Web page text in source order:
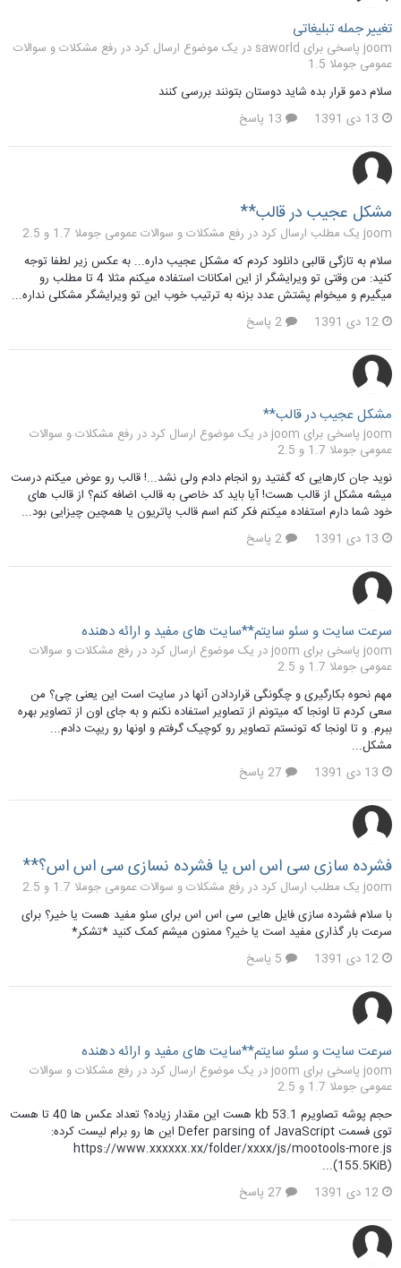
تغییر جمله تبلیغاتی
joom پاسخی برای saworld در یک موضوع ارسال کرد در
رفع مشکلات و سوالات
عمومی جوملا 1.5
سلام دمو قرار بده شاید دوستان بتونند بررسی کنند
13 دی 1391
مشکل عجیب در قالب**
joom یک مطلب ارسال کرد در
رفع مشکلات و سوالات عمومی جوملا 1.7 و 2.5
سلام به تازگی قالبی دانلود کردم که مشکل عجیب داره... به عکس زیر لطفا توجه
کنید: من وقتی تو ویرایشگر از این امکانات استفاده میکنم مثلا 4 تا مطلب رو
میگیرم و میخوام پشتش عدد بزنه به ترتیب خوب این تو ویرایشگر مشکلی نداره...
12 دی 1391
مشکل عجیب در قالب**
joom پاسخی برای joom در یک موضوع ارسال کرد در
رفع مشکلات و سوالات
عمومی جوملا 1.7 و 2.5
نوید جان کارهایی که گفتید رو انجام دادم ولی نشد...! قالب رو عوض میکنم درست
میشه مشکل از قالب هست! آیا باید کد خاصی به قالب اضافه کنم؟ از قالب های
خود شما دارم استفاده میکنم فکر کنم اسم قالب پاتریون یا همچین چیزایی بود...
13 دی 1391
سرعت سایت و سئو سایتم**سایت های مفید و ارائه دهنده
joom پاسخی برای joom در یک موضوع ارسال کرد در
رفع مشکلات و سوالات
عمومی جوملا 1.7 و 2.5
مهم نحوه بکارگیری و چگونگی قراردادن آنها در سایت است این یعنی چی؟ من
سعی کردم تا اونجا که میتونم از تصاویر استفاده نکنم و به جای اون از تصاویر بهره
ببرم. و تا اونجا که تونستم تصاویر رو کوچیک گرفتم و اونها رو ریپت دادم...
مشکل...
13 دی 1391
فشرده سازی سی اس اس یا فشرده نسازی سی اس اس؟**
joom یک مطلب ارسال کرد در
رفع مشکلات و سوالات عمومی جوملا 1.7 و 2.5
با سلام فشرده سازی فایل هایی سی اس اس برای سئو مفید هست یا خیر؟ برای
سرعت بار گذاری مفید است یا خیر؟ ممنون میشم کمک کنید *تشکر*
12 دی 1391
سرعت سایت و سئو سایتم**سایت های مفید و ارائه دهنده
joom پاسخی برای joom در یک موضوع ارسال کرد در
رفع مشکلات و سوالات
عمومی جوملا 1.7 و 2.5
حجم پوشه تصاویرم 53.1 kb هست این مقدار زیاده؟ تعداد عکس ها 40 تا هست
توی فسمت Defer parsing of JavaScript این ها رو برام لیست کرده:
https://www.xxxxxx.xx/folder/xxxx/js/mootools-more.js
(155.5KiB)...
12 دی 1391